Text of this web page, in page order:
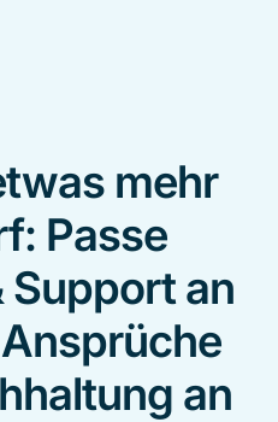
mehr
Passe
Support an
an